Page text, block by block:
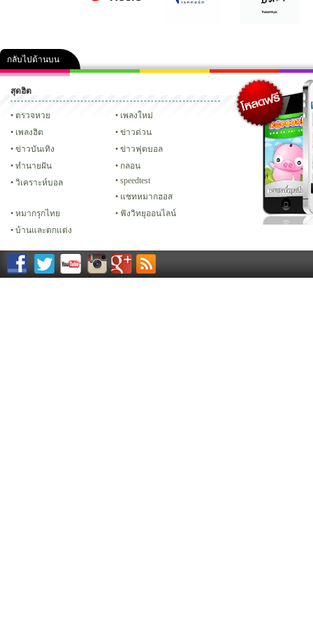
กลับไปด้านบน
คลิป ภาพ ปฏิทิน 2556 เฟซบุ๊ก ทวิ
Glitter
สุดฮิต
ตรวจหวย
เพลงใหม่
เพลงฮิต
ข่าวด่วน
ข่าวบันเทิง
ข่าวฟุตบอล
ทํานายฝัน
กลอน
วิเคราะห์บอล
speedtest
แชทหมากฮอส
หมากรุกไทย
ฟังวิทยุออนไลน์
บ้านและตกแต่ง